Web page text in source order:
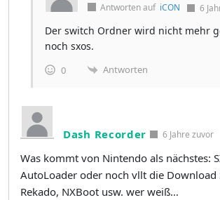
Antworten auf iCON 6
Der switch Ordner wird nicht mehr
noch sxos.
0 Antworten
Dash Recorder 6 Jahre zuvor
Was kommt von Nintendo als nächstes:
AutoLoader oder noch vllt die Download
Rekado, NXBoot usw. wer weiß…